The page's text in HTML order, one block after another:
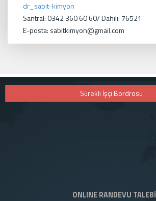
dr_sabit-kimyon
Santral: 0342 360 60 60/ Dahili: 76521
E-posta: sabitkimyon@gmail.com
Sürekli İşçi Bordrosu
ONLINE RANDEVU TALEBİ